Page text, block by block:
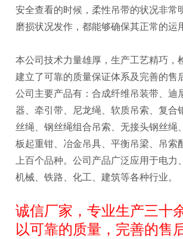
安全查看的时候，柔性吊带的状况非常
磨损状况发作，都能够确保其正常的运
本公司技术力量雄厚，生产工艺精巧，
建立了可靠的质量保证体系及完善的售
公司主要产品有：合成纤维吊装带、迪
器、牵引带、尼龙绳、软质吊索、复合
丝绳、钢丝绳组合吊索、无接头钢丝绳
板起重钳、冶金吊具、平衡吊梁、吊索
上百个品种。公司产品广泛应用于电力
机械、铁路、化工、建筑等各种行业。
诚信厂家，专业生产三十
以可靠的质量，完善的售